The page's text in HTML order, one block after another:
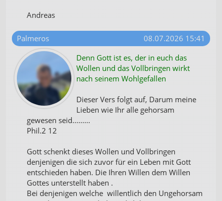
Andreas
Palmeros
08.07.2026 15:41
Denn Gott ist es, der in euch das
Wollen und das Vollbringen wirkt
nach seinem Wohlgefallen
Dieser Vers folgt auf, Darum meine
Lieben wie Ihr alle gehorsam
gewesen seid.........
Phil.2 12
Gott schenkt dieses Wollen und Vollbringen
denjenigen die sich zuvor für ein Leben mit Gott
entschieden haben. Die Ihren Willen dem Willen
Gottes unterstellt haben .
Bei denjenigen welche willentlich den Ungehorsam